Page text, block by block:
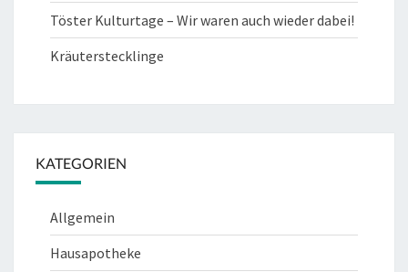
Töster Kulturtage – Wir waren auch wieder dabei!
Kräuterstecklinge
KATEGORIEN
Allgemein
Hausapotheke